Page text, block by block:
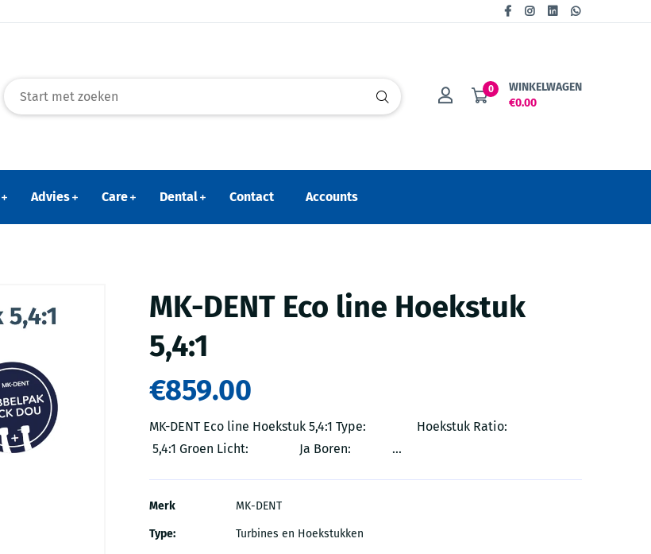
0
WINKELWAGEN
€0.00
Advies Care Dental Contact Accounts
MK-DENT Eco line Hoekstuk
5,4:1
€859.00
MK-DENT Eco line Hoekstuk 5,4:1 Type: Hoekstuk Ratio:
5,4:1 Groen Licht: Ja Boren: ...
Merk MK-DENT
Type: Turbines en Hoekstukken